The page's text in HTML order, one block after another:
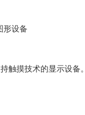
设备
摸技术的显示设备。